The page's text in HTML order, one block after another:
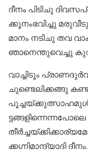
ദീനം പിടിചു
ക്കൂനംഭവിച്ചു
മാനം നടിചു തവ
ഞാനെന്തുവെച്ചു
വാച്ചിടൂം
ചുണ്ടെലിക്കങ്ങു
ട്ടങ്ങളിന്നെന്നപോലെ
ക്കഗ്നിമാന്ദ്യാദി ദീനം.